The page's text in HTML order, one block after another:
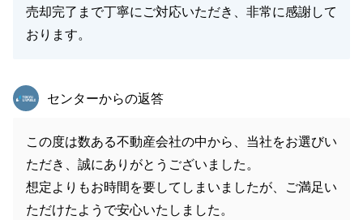
売却完了まで丁寧にご対応いただき、非常に感謝して
おります。
東急リバブル
センターからの返答
この度は数ある不動産会社の中から、当社をお選びい
ただき、誠にありがとうございました。
想定よりもお時間を要してしまいましたが、ご満足い
ただけたようで安心いたしました。